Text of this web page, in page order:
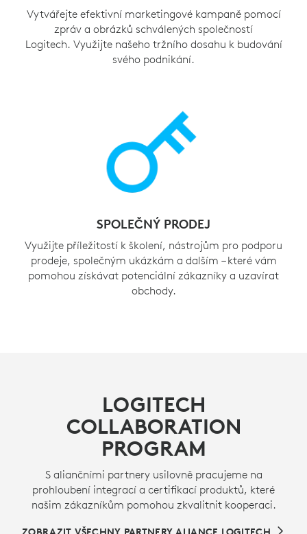
Vytvářejte efektivní marketingové kampaně pomocí
zpráv a obrázků schválených společností
Logitech. Využijte našeho tržního dosahu k budování
svého podnikání.
SPOLEČNÝ PRODEJ
Využijte příležitostí k školení, nástrojům pro podporu
prodeje, společným ukázkám a dalším – které vám
pomohou získávat potenciální zákazníky a uzavírat
obchody.
LOGITECH
COLLABORATION
PROGRAM
S aliančními partnery usilovně pracujeme na
prohloubení integrací a certifikací produktů, které
našim zákazníkům pomohou zkvalitnit kooperaci.